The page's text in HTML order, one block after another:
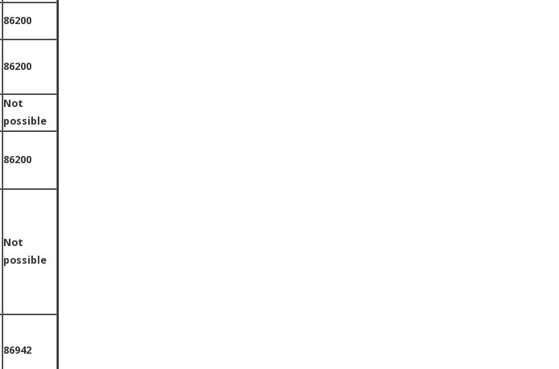
86200
86200
Not
possible
86200
Not
possible
86942